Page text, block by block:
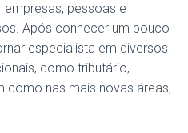
empresas, pessoas e
Após conhecer um pouco
especialista em diversos
como tributário,
como nas mais novas áreas,